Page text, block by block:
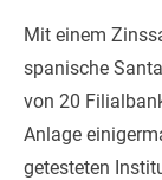
Mit einem
spanische
von 20
Anlage
getesteten